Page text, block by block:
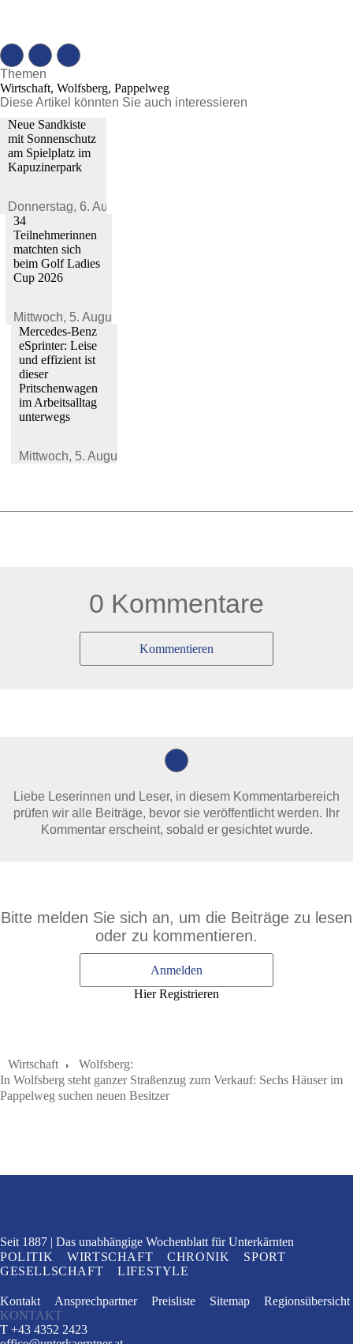
Themen
Wirtschaft, Wolfsberg, Pappelweg
Diese Artikel könnten Sie auch interessieren
Neue Sandkiste
mit Sonnenschutz
am Spielplatz im
Kapuzinerpark
Donnerstag, 6. August 2026
34
Teilnehmerinnen
matchten sich
beim Golf Ladies
Cup 2026
Mittwoch, 5. August 2026
Mercedes-Benz
eSprinter: Leise
und effizient ist
dieser
Pritschenwagen
im Arbeitsalltag
unterwegs
Mittwoch, 5. August 2026
0 Kommentare
Kommentieren
Liebe Leserinnen und Leser, in diesem Kommentarbereich
prüfen wir alle Beiträge, bevor sie veröffentlicht werden. Ihr
Kommentar erscheint, sobald er gesichtet wurde.
Bitte melden Sie sich an, um die Beiträge zu lesen
oder zu kommentieren.
Anmelden
Hier Registrieren
Wirtschaft
Wolfsberg:
In Wolfsberg steht ganzer Straßenzug zum Verkauf: Sechs Häuser im
Pappelweg suchen neuen Besitzer
Seit 1887 Das unabhängige Wochenblatt für Unterkärnten
POLITIK
WIRTSCHAFT CHRONIK
SPORT
GESELLSCHAFT
LIFESTYLE
Kontakt Ansprechpartner Preisliste Sitemap
Regionsübersicht
KONTAKT
T +43 4352 2423